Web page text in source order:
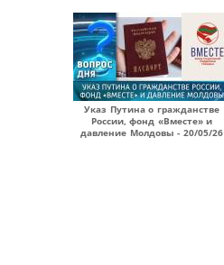
Указ Путина о гражданстве
России, фонд «Вместе» и
давление Молдовы - 20/05/26